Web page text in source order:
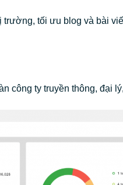
tối ưu blog và bài
công ty truyền thông, đại